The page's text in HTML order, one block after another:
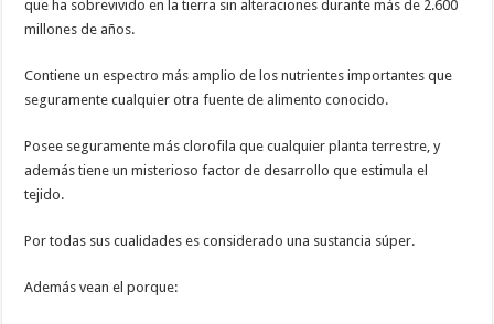
que ha sobrevivido en la tierra sin alteraciones durante más de 2.600
millones de años.
Contiene un espectro más amplio de los nutrientes importantes que
seguramente cualquier otra fuente de alimento conocido.
Posee seguramente más clorofila que cualquier planta terrestre, y
además tiene un misterioso factor de desarrollo que estimula el
tejido.
Por todas sus cualidades es considerado una sustancia súper.
Además vean el porque: